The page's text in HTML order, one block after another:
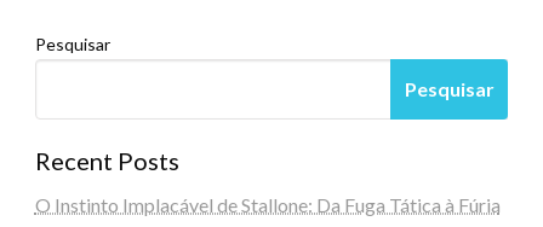
Pesquisar
Pesquisar
Recent Posts
O Instinto Implacável de Stallone: Da Fuga Tática à Fúria